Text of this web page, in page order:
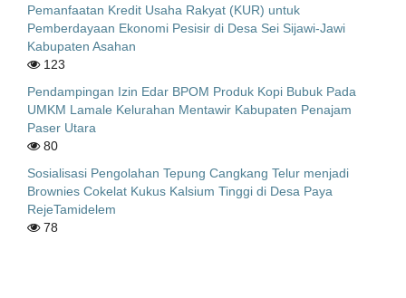
Pemanfaatan Kredit Usaha Rakyat (KUR) untuk
Pemberdayaan Ekonomi Pesisir di Desa Sei Sijawi-Jawi
Kabupaten Asahan
123
Pendampingan Izin Edar BPOM Produk Kopi Bubuk Pada
UMKM Lamale Kelurahan Mentawir Kabupaten Penajam
Paser Utara
80
Sosialisasi Pengolahan Tepung Cangkang Telur menjadi
Brownies Cokelat Kukus Kalsium Tinggi di Desa Paya
RejeTamidelem
78